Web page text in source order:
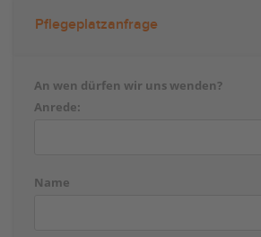
Pflegeplatzanfrage
An wen dürfen wir uns wenden?
Anrede:
Name